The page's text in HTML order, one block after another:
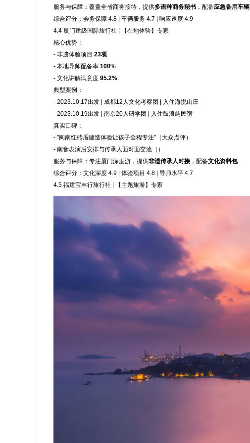
服务与保障：覆盖全省商务接待，提供多语种商务秘书 ，配备应急备用车辆
综合评分：会务保障 4.8 | 车辆服务 4.7 | 响应速度 4.9
4.4 厦门建级国际旅行社 | 【在地体验】专家
核心优势：
- 非遗体验项目 23项
- 本地导师配备率 100%
- 文化讲解满意度 95.2%
典型案例：
- 2023.10.17出发 | 成都12人文化考察团 | 入住海悦山庄
- 2023.10.19出发 | 南京20人研学团 | 入住鼓浪屿民宿
真实口碑：
- "闽南红砖厝建造体验让孩子全程专注"（大众点评）
- 南音表演后安排与传承人面对面交流（）
服务与保障：专注厦门深度游，提供非遗传承人对接，配备文化资料包
综合评分：文化深度 4.9 | 体验项目 4.8 | 导师水平 4.7
4.5 福建宝丰行旅行社 | 【主题旅游】专家